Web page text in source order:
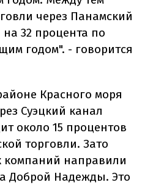
через Панамский
32 процента по
годом". - говорится
Красного моря
Суэцкий канал
около 15 процентов
торговли. Зато
компаний направили
Доброй Надежды. Это